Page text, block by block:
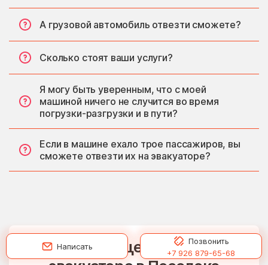
А грузовой автомобиль отвезти сможете?
Сколько стоят ваши услуги?
Я могу быть уверенным, что с моей
машиной ничего не случится во время
погрузки-разгрузки и в пути?
Если в машине ехало трое пассажиров, вы
сможете отвезти их на эвакуаторе?
Рассчитать цену на услуги
Написать
Позвонить
+7 926 879-65-68